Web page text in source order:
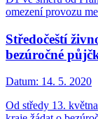
omezení provozu
Středočeští
bezúročné
Datum: 14. 5. 2020
Od středy 13.